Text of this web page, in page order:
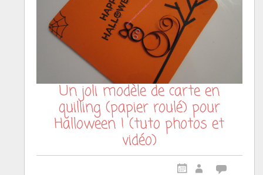
Un joli modèle de carte en
quilling (papier roulé) pour
Halloween ! (tuto photos et
vidéo)